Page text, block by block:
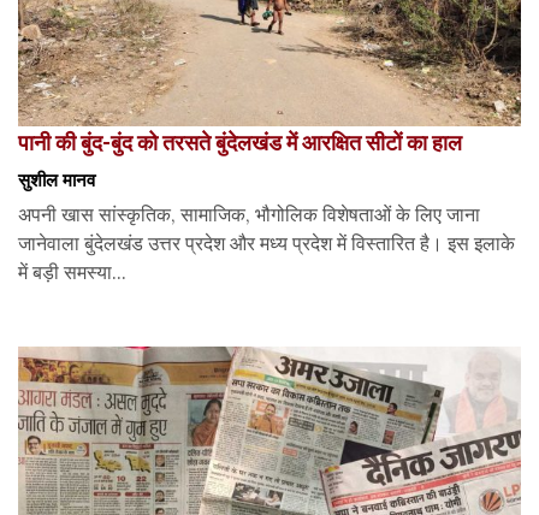
पानी की बुंद-बुंद को तरसते बुंदेलखंड में आरक्षित सीटों का हाल
सुशील मानव
अपनी खास सांस्कृतिक, सामाजिक, भौगोलिक विशेषताओं के लिए जाना
जानेवाला बुंदेलखंड उत्तर प्रदेश और मध्य प्रदेश में विस्तारित है। इस इलाके
में बड़ी समस्या...